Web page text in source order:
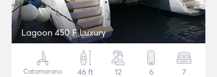
Lagoon 450 F Luxury
Catamarano
46 ft
12 6 7